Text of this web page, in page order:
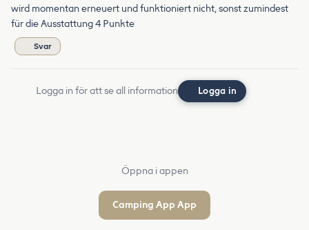
wird momentan erneuert und funktioniert nicht, sonst zumindest
für die Ausstattung 4 Punkte
Svar
Logga in för att se all information Logga in
Öppna i appen
Camping App App